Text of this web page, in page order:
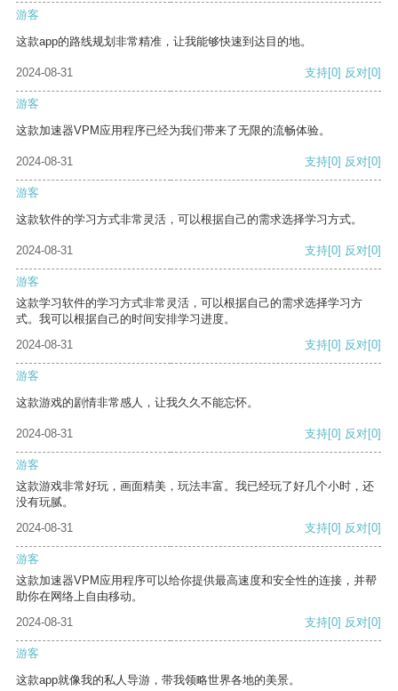
游客
这款app的路线规划非常精准，让我能够快速到达目的地。
2024-08-31 支持[0] 反对[0]
游客
这款加速器VPM应用程序已经为我们带来了无限的流畅体验。
2024-08-31 支持[0] 反对[0]
游客
这款软件的学习方式非常灵活，可以根据自己的需求选择学习方式。
2024-08-31 支持[0] 反对[0]
游客
这款学习软件的学习方式非常灵活，可以根据自己的需求选择学习方
式。我可以根据自己的时间安排学习进度。
2024-08-31
支持[0] 反对[0]
游客
这款游戏的剧情非常感人，让我久久不能忘怀。
2024-08-31 支持[0] 反对[0]
游客
这款游戏非常好玩，画面精美，玩法丰富。我已经玩了好几个小时，还
没有玩腻。
2024-08-31
支持[0] 反对[0]
游客
这款加速器VPM应用程序可以给你提供最高速度和安全性的连接，并帮
助你在网络上自由移动。
2024-08-31
支持[0] 反对[0]
游客
这款app就像我的私人导游，带我领略世界各地的美景。